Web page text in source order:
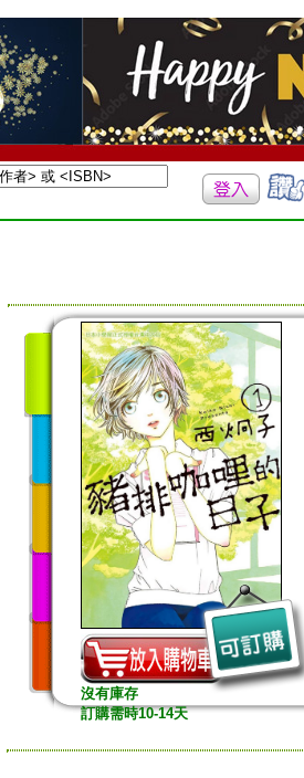
沒有庫存
訂購需時10-14天